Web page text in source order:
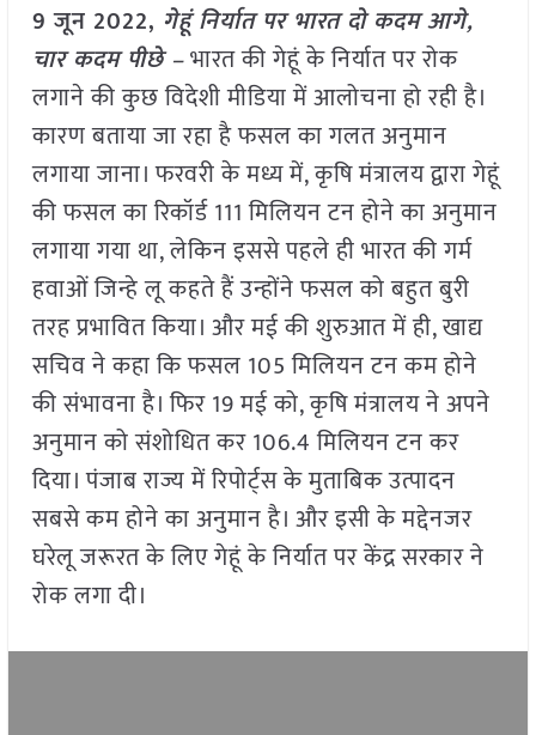
9 जून 2022, गेहूं निर्यात पर भारत दो कदम आगे,
चार कदम पीछे –भारत की गेहूं के निर्यात पर रोक
लगाने की कुछ विदेशी मीडिया में आलोचना हो रही है।
कारण बताया जा रहा है फसल का गलत अनुमान
लगाया जाना। फरवरी के मध्य में, कृषि मंत्रालय द्वारा गेहूं
की फसल का रिकॉर्ड 111 मिलियन टन होने का अनुमान
लगाया गया था, लेकिन इससे पहले ही भारत की गर्म
हवाओं जिन्हे लू कहते हैं उन्होंने फसल को बहुत बुरी
तरह प्रभावित किया। और मई की शुरुआत में ही, खाद्य
सचिव ने कहा कि फसल 105 मिलियन टन कम होने
की संभावना है। फिर 19 मई को, कृषि मंत्रालय ने अपने
अनुमान को संशोधित कर 106.4 मिलियन टन कर
दिया। पंजाब राज्य में रिपोर्ट्स के मुताबिक उत्पादन
सबसे कम होने का अनुमान है। और इसी के मद्देनजर
घरेलू जरूरत के लिए गेहूं के निर्यात पर केंद्र सरकार ने
रोक लगा दी।